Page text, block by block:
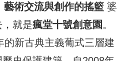
術交流與創作的搖籃 婆
就是瘋堂十號創意園 。
的新古典主義葡式三層建